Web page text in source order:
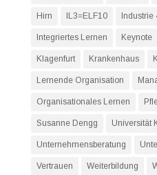
Hirn IL3=ELF10 Industrie
Integriertes Lernen Keynote
Klagenfurt Krankenhaus
Lernende Organisation
Organisationales Lernen
Susanne Dengg Universität
Unternehmensberatung
Vertrauen Weiterbildung